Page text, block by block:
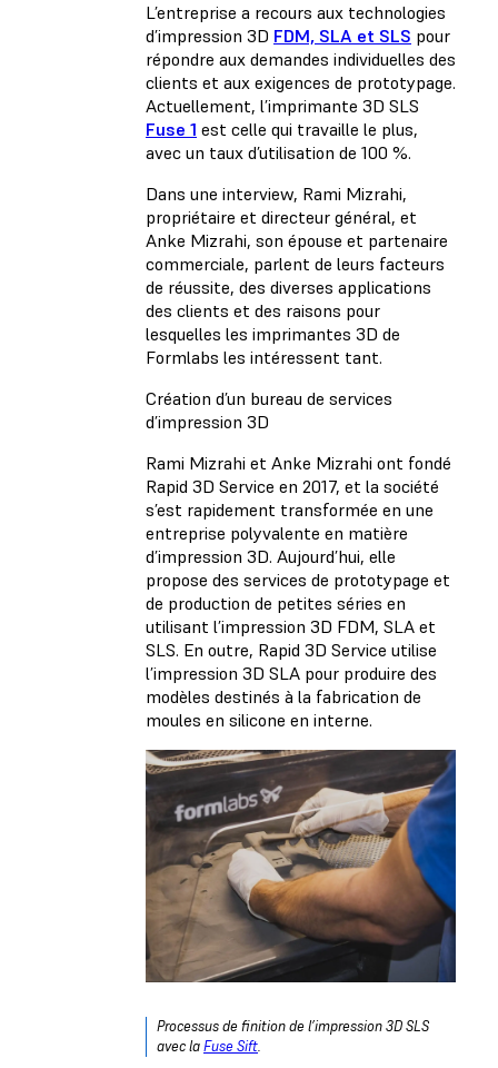
L’entreprise a recours aux technologies
d’impression 3D FDM, SLA et SLS pour
répondre aux demandes individuelles des
clients et aux exigences de prototypage.
Actuellement, l’imprimante 3D SLS
Fuse 1 est celle qui travaille le plus,
avec un taux d’utilisation de 100 %.
Dans une interview, Rami Mizrahi,
propriétaire et directeur général, et
Anke Mizrahi, son épouse et partenaire
commerciale, parlent de leurs facteurs
de réussite, des diverses applications
des clients et des raisons pour
lesquelles les imprimantes 3D de
Formlabs les intéressent tant.
Création d’un bureau de services
d’impression 3D
Rami Mizrahi et Anke Mizrahi ont fondé
Rapid 3D Service en 2017, et la société
s’est rapidement transformée en une
entreprise polyvalente en matière
d’impression 3D. Aujourd’hui, elle
propose des services de prototypage et
de production de petites séries en
utilisant l’impression 3D FDM, SLA et
SLS. En outre, Rapid 3D Service utilise
l’impression 3D SLA pour produire des
modèles destinés à la fabrication de
moules en silicone en interne.
Processus de finition de l’impression 3D SLS
avec laFuse Sift.